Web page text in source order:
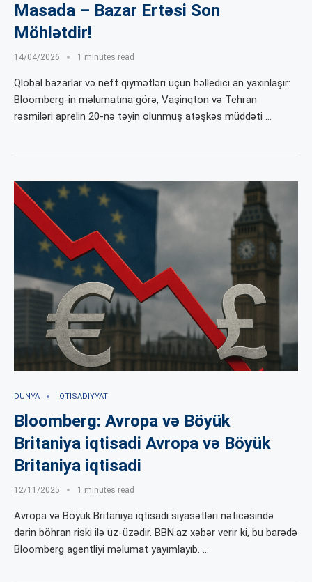
Masada – Bazar Ertəsi Son
Möhlətdir!
14/04/2026 1 minutes read
Qlobal bazarlar və neft qiymətləri üçün həlledici an yaxınlaşır:
Bloomberg-in məlumatına görə, Vaşinqton və Tehran
rəsmiləri aprelin 20-nə təyin olunmuş atəşkəs müddəti …
DÜNYA İQTISADIYYAT
Bloomberg: Avropa və Böyük
Britaniya iqtisadi Avropa və Böyük
Britaniya iqtisadi
12/11/2025 1 minutes read
Avropa və Böyük Britaniya iqtisadi siyasətləri nəticəsində
dərin böhran riski ilə üz-üzədir. BBN.az xəbər verir ki, bu barədə
Bloomberg agentliyi məlumat yayımlayıb. …